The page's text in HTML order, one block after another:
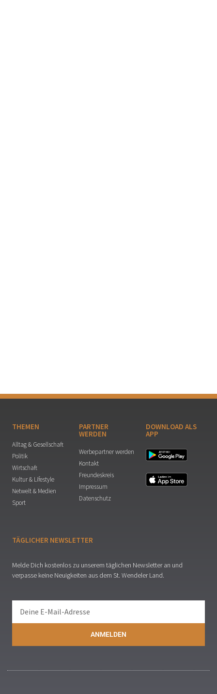
THEMEN
Alltag & Gesellschaft
Politik
Wirtschaft
Kultur & Lifestyle
Netwelt & Medien
Sport
PARTNER
WERDEN
Werbepartner werden
Kontakt
Freundeskreis
Impressum
Datenschutz
DOWNLOAD ALS
APP
TÄGLICHER NEWSLETTER
Melde Dich kostenlos zu unserem täglichen Newsletter an und
verpasse keine Neuigkeiten aus dem St. Wendeler Land.
ANMELDEN